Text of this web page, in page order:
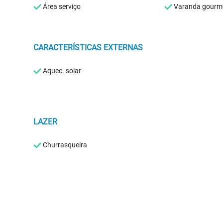
Área serviço Varanda
CARACTERÍSTICAS EXTERNAS
Aquec. solar
LAZER
Churrasqueira